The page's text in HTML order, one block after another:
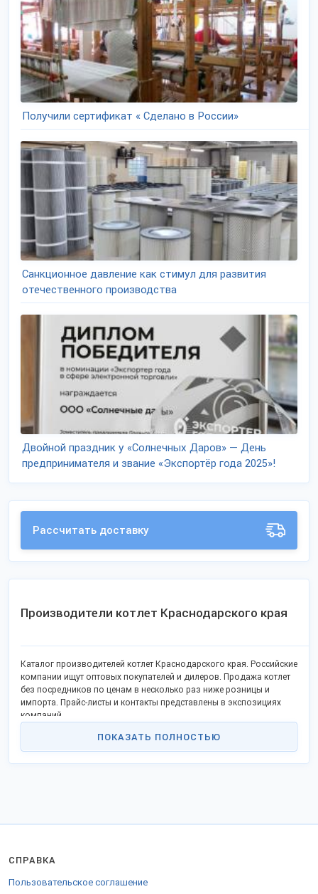
Получили сертификат « Сделано в России»
Санкционное давление как стимул для развития
отечественного производства
Двойной праздник у «Солнечных Даров» — День
предпринимателя и звание «Экспортёр года 2025»!
Рассчитать доставку
Производители котлет Краснодарского края
Каталог производителей котлет Краснодарского края. Российские
компании ищут оптовых покупателей и дилеров. Продажа котлет
без посредников по ценам в несколько раз ниже розницы и
импорта. Прайс-листы и контакты представлены в экспозициях
компаний.
ПОКАЗАТЬ ПОЛНОСТЬЮ
СПРАВКА
Пользовательское соглашение